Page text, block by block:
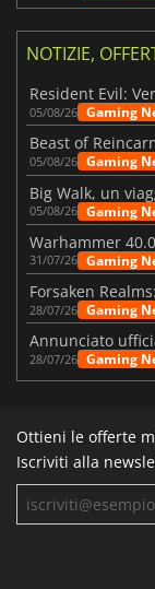
NOTIZIE,
05/08/26 Gaming
05/08/26 Gaming
Big Walk, un
05/08/26 Gaming
31/07/26 Gaming
28/07/26 Gaming
28/07/26 Gaming
Ottieni le offerte
Iscriviti alla